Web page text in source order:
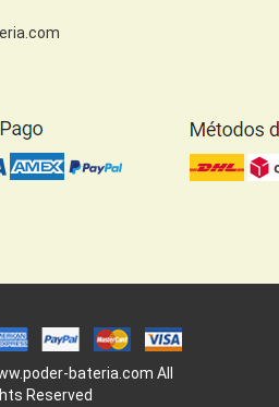
bateria.com All
Reserved